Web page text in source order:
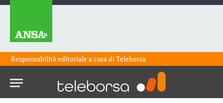
Responsabilità editoriale a cura diTeleborsa